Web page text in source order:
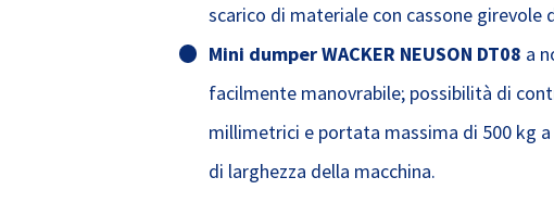
scarico di materiale con cassone girevole
Mini dumper WACKER NEUSON DT08 a
facilmente manovrabile; possibilità di
millimetrici e portata massima di 500 kg
di larghezza della macchina.